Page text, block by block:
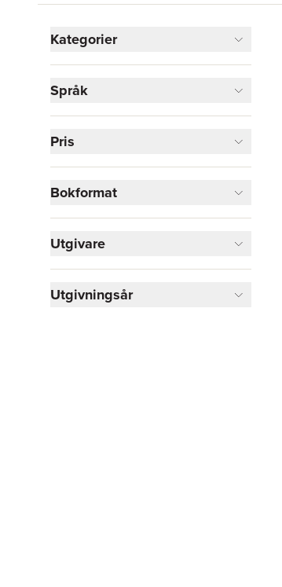
Kategorier
Historia och arkeologi
Visa fler
Språk
Pris
Bokformat
Utgivare
Utgivningsår